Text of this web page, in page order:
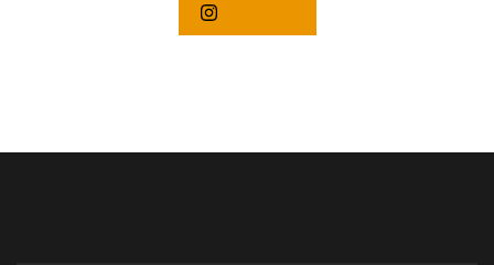
Instagram